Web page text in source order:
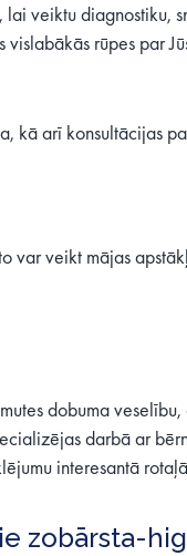
veiktu diagnostiku,
rūpes par
kā arī konsultācijas
var veikt mājas
dobuma
darbā ar
interesantā
zobārsta-